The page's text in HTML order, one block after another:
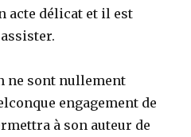
acte délicat et il est
ne sont nullement
engagement de
à son auteur de